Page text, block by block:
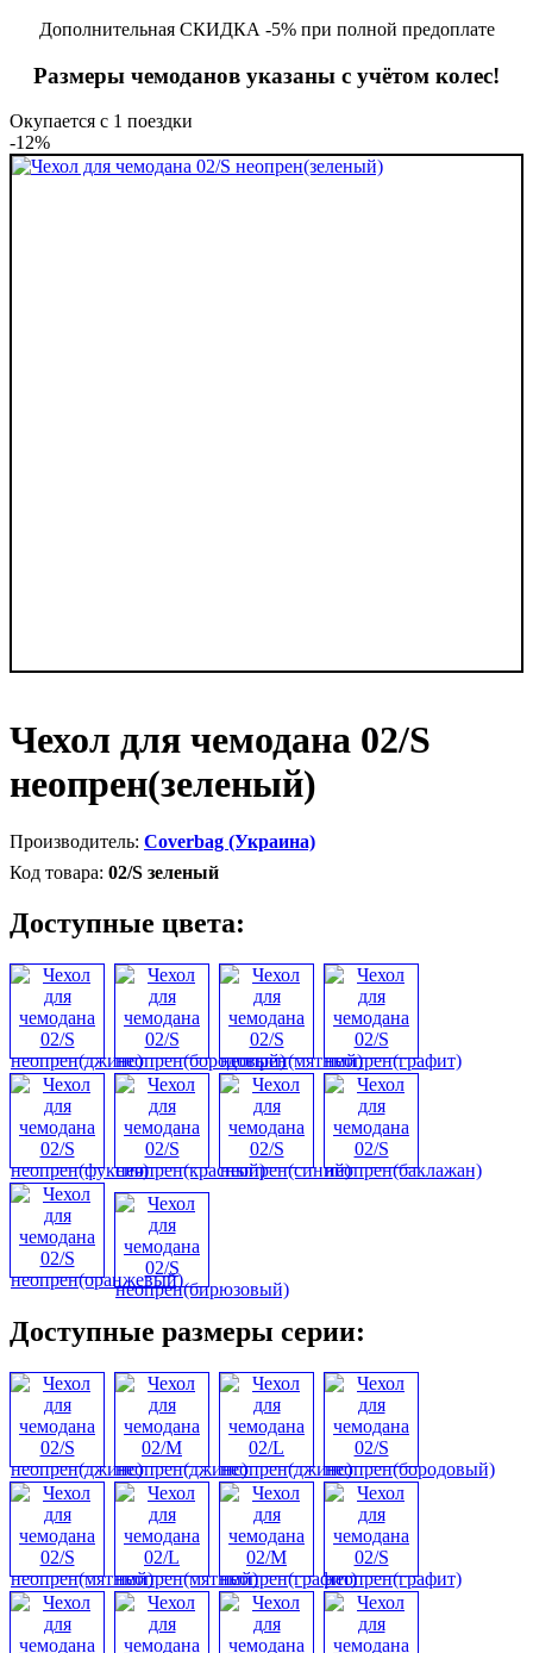
Дополнительная СКИДКА -5% при полной предоплате
Размеры чемоданов указаны с учётом колес!
Окупается с 1 поездки
-12%
Чехол для чемодана 02/S
неопрен(зеленый)
Coverbag (Украина)
02/S зеленый
Доступные цвета:
Доступные размеры серии: